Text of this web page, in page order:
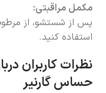
مکمل مراقبتی:
پس از شستشو، از
استفاده کنید.
نظرات کاربران
حساس گارنیر